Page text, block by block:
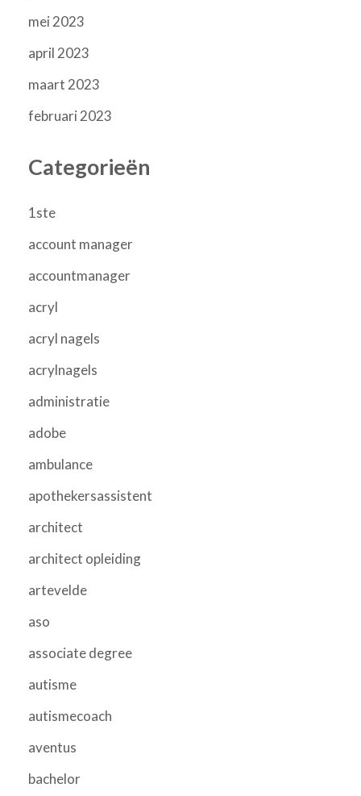
mei 2023
april 2023
maart 2023
februari 2023
Categorieën
1ste
account manager
accountmanager
acryl
acryl nagels
acrylnagels
administratie
adobe
ambulance
apothekersassistent
architect
architect opleiding
artevelde
aso
associate degree
autisme
autismecoach
aventus
bachelor